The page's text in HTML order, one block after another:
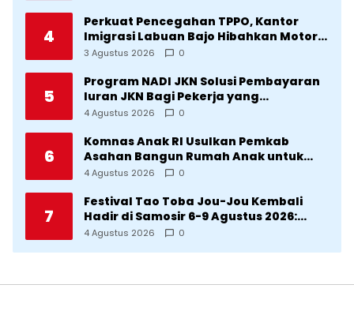
4
Perkuat Pencegahan TPPO, Kantor
Imigrasi Labuan Bajo Hibahkan Motor
Operasional ke Lima Desa di
3 Agustus 2026 0
5
Program NADI JKN Solusi Pembayaran
Iuran JKN Bagi Pekerja yang
Penghasilannya Tidak Tetap
4 Agustus 2026 0
6
Komnas Anak RI Usulkan Pemkab
Asahan Bangun Rumah Anak untuk
Korban Kekerasan
4 Agustus 2026 0
7
Festival Tao Toba Jou-Jou Kembali
Hadir di Samosir 6-9 Agustus 2026:
Datang Saksikan Kemeriahan dan Raih
4 Agustus 2026 0